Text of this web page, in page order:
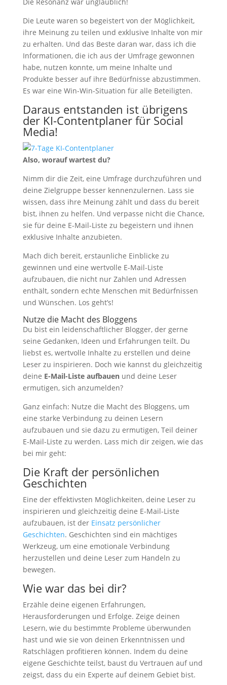
Die Leute waren so begeistert von der Möglichkeit,
ihre Meinung zu teilen und exklusive Inhalte von mir
zu erhalten. Und das Beste daran war, dass ich die
Informationen, die ich aus der Umfrage gewonnen
habe, nutzen konnte, um meine Inhalte und
Produkte besser auf ihre Bedürfnisse abzustimmen.
Es war eine Win-Win-Situation für alle Beteiligten.
Daraus entstanden ist übrigens
der KI-Contentplaner für Social
Media!
Also, worauf wartest du?
Nimm dir die Zeit, eine Umfrage durchzuführen und
deine Zielgruppe besser kennenzulernen. Lass sie
wissen, dass ihre Meinung zählt und dass du bereit
bist, ihnen zu helfen. Und verpasse nicht die Chance,
sie für deine E-Mail-Liste zu begeistern und ihnen
exklusive Inhalte anzubieten.
Mach dich bereit, erstaunliche Einblicke zu
gewinnen und eine wertvolle E-Mail-Liste
aufzubauen, die nicht nur Zahlen und Adressen
enthält, sondern echte Menschen mit Bedürfnissen
und Wünschen. Los geht’s!
Nutze die Macht des Bloggens
Du bist ein leidenschaftlicher Blogger, der gerne
seine Gedanken, Ideen und Erfahrungen teilt. Du
liebst es, wertvolle Inhalte zu erstellen und deine
Leser zu inspirieren. Doch wie kannst du gleichzeitig
deine E-Mail-Liste aufbauenund deine Leser
ermutigen, sich anzumelden?
Ganz einfach: Nutze die Macht des Bloggens, um
eine starke Verbindung zu deinen Lesern
aufzubauen und sie dazu zu ermutigen, Teil deiner
E-Mail-Liste zu werden. Lass mich dir zeigen, wie das
bei mir geht:
Die Kraft der persönlichen
Geschichten
Eine der effektivsten Möglichkeiten, deine Leser zu
inspirieren und gleichzeitig deine E-Mail-Liste
aufzubauen, ist der Einsatz persönlicher
Geschichten. Geschichten sind ein mächtiges
Werkzeug, um eine emotionale Verbindung
herzustellen und deine Leser zum Handeln zu
bewegen.
Wie war das bei dir?
Erzähle deine eigenen Erfahrungen,
Herausforderungen und Erfolge. Zeige deinen
Lesern, wie du bestimmte Probleme überwunden
hast und wie sie von deinen Erkenntnissen und
Ratschlägen profitieren können. Indem du deine
eigene Geschichte teilst, baust du Vertrauen auf und
zeigst, dass du ein Experte auf deinem Gebiet bist.